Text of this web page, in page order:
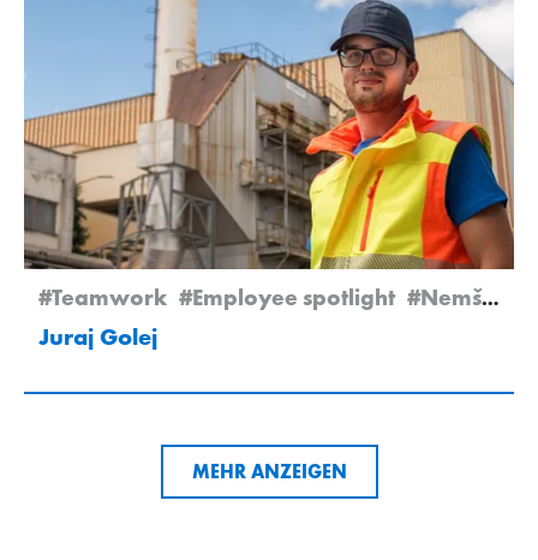
#Teamwork #Employee spotlight #Nemšová
Juraj Golej
MEHR ANZEIGEN